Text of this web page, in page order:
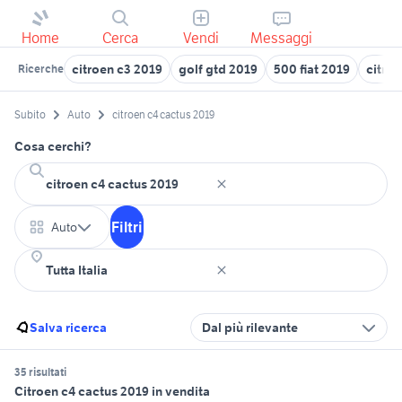
Home Cerca Vendi Messaggi
Ricerche citroen c3 2019 golf gtd 2019 500 fiat 2019
Subito Auto citroen c4 cactus 2019
Cosa cerchi?
Auto Filtri
Salva ricerca Dal più rilevante
35 risultati
Citroen c4 cactus 2019 in vendita